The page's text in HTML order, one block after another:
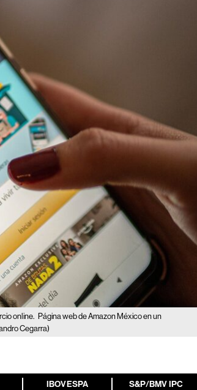
online. Página web de Amazon México en un
Cegarra)
IBOVESPA S&P/BMV IPC